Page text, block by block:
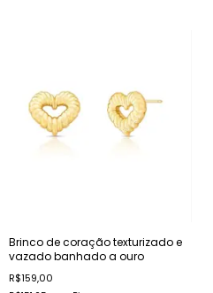
Brinco de coração texturizado e
vazado banhado a ouro
R$159,00